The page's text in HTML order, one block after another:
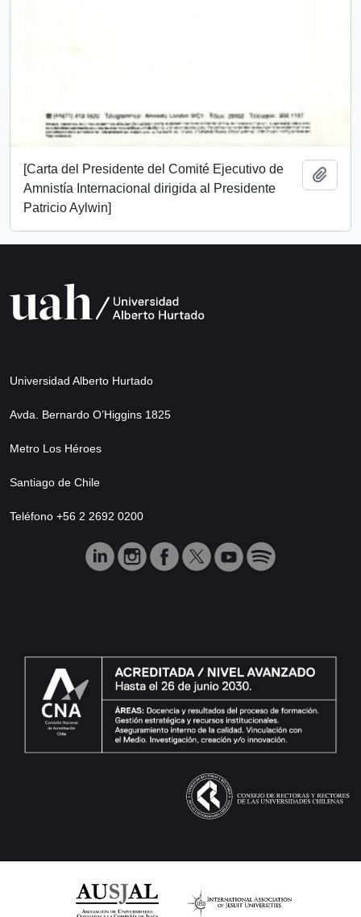
[Carta del Presidente del Comité Ejecutivo de
Amnistía Internacional dirigida al Presidente
Patricio Aylwin]
Universidad Alberto Hurtado
Avda. Bernardo O’Higgins 1825
Metro Los Héroes
Santiago de Chile
Teléfono +56 2 2692 0200